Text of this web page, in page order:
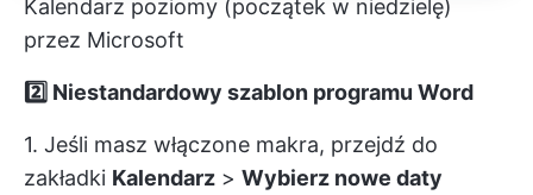
Kalendarz poziomy (początek w niedzielę)
przez Microsoft
2️⃣ Niestandardowy szablon programu Word
1. Jeśli masz włączone makra, przejdź do
zakładki Kalendarz > Wybierz nowe daty